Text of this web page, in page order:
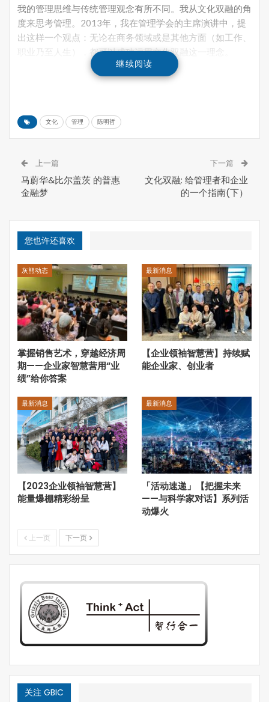
我的管理思维与传统管理观念有所不同。我从文化双融的角
度来思考管理。2013年，我在管理学会的主席演讲中，提
出这样一个观点：无论在商务领域或是其他方面（如工作、
职业乃至人生），都可以成功运用文化双融这一理念。
文化双融的核心在于：一件事或者一个观点，如果冲击了人
们既有的前提假设，或颠覆了人们的直觉与信仰，那么，它
迈一步，即超越各方的壁垒，将原本彼此对 立的理念 (如
竞争与合作、东方与西方、中国式与美国式的商业理念和战
管在规避不同文化、理念和实践的缺陷的同时，还要其优势
予以整合。
体现出上述特质的东西方商界领袖，我们可以清晰勾勒出他
践融为一体，并平衡所有利益及利益相关人。关于这些范
例，我们将在后面进一步讨论。
现今世界需要这样的组织，能够采纳、行践和传播新思想和
新理念，而我们则需要能够具备整合性思维，可对总体复杂
性进行掌控的专业人士。那么，这对那些行践文化双融理念
的管理者或公司又有何涵意呢?
首先，思考这一理念的基础，然后讲述一段文化双融之旅，
并以一些商业实践案例，说明企业和高管如何将这一理念付
诸于行动。尤其，作为战略研究领域一个蓬勃发展的次领
域，动态竞争理论不断发展，这蕴含着将东方与西方的管理
理念与思路相结合，具有重大意义。最后，我们会思考文化
双融的两大作用，一可填补鸿沟，二可简化商界和其他领域
的复杂性。
文化双融的起源与本质
东方传统思想为理解文化双融的起源提供了一个框架。孔子
采用中用“中“（或中庸）的价值观，这是一种强调均衡和整
合的哲学，它让人们超越工作和生活中的悖论。这个概念本
身蕴含了文化双融思维的核心：二元性和相对性。这两个核
心观点也蕴含在“仁”这个字中。“仁“既可指果仁也可指人
世。
除了“中“和“仁”之外，文化双融这一思维还整合了阴阳或正
反互补等概念，再次意味着一种平衡，“中”也可表示为“动
态衡”。二千年后，西方的托马斯·杰弗逊(Thomas
Jefferson)(代表着矛盾对立统一)把握了文化双融思维的精
髓：”随着新发现的出现，新真理的揭示，方法和看法随环
境的变化而变化，大大小小的组织也必须不断向前发展，与
时俱进。”
化，诸如东方与西方、全球和在地等。更广泛地来说，它是
对一系列二元对立端进行整合。按此思维方式，任何两个实
体都可以超越它们的不同之处，这首先需要了解和欣赏他人
继续阅读
文化 管理 陈明哲
上一篇
马蔚华&比尔盖茨 的普惠
金融梦
下一篇
文化双融: 给管理者和企业
的一个指南(下）
您也许还喜欢
灰熊动态
掌握销售艺术，穿越经济周
期——企业家智慧营用“业
绩”给你答案
最新消息
【企业领袖智慧营】持续赋
能企业家、创业者
最新消息
【2023企业领袖智慧营】
能量爆棚精彩纷呈
最新消息
「活动速递」【把握未来
——与科学家对话】系列活
动爆火
上一页 下一页
关注 GBIC